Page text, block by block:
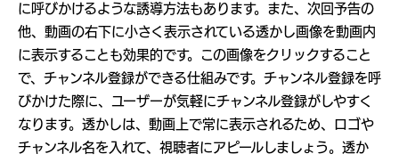
に呼びかけるような誘導方法もあります。また、次回予告の
他、動画の右下に小さく表示されている透かし画像を動画内
に表示することも効果的です。この画像をクリックすること
で、チャンネル登録ができる仕組みです。チャンネル登録を呼
びかけた際に、ユーザーが気軽にチャンネル登録がしやすく
なります。透かしは、動画上で常に表示されるため、ロゴや
チャンネル名を入れて、視聴者にアピールしましょう。透か